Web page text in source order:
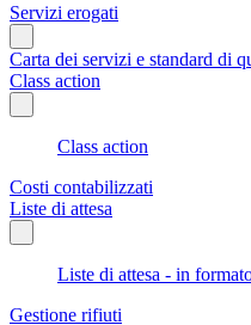
Servizi erogati
Carta dei servizi e standard di
Class action
Class action
Costi contabilizzati
Liste di attesa
Liste di attesa - in
Gestione rifiuti